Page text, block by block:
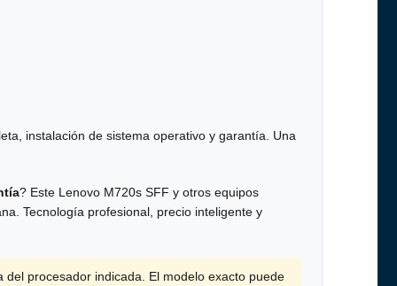
instalación de sistema operativo y garantía. Una
? Este Lenovo M720s SFF y otros equipos
Tecnología profesional, precio inteligente y
procesador indicada. El modelo exacto puede